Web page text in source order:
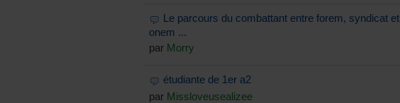
Le parcours du combattant entre forem, syndicat et
onem ...
par Morry
étudiante de 1er a2
par Missloveusealizee